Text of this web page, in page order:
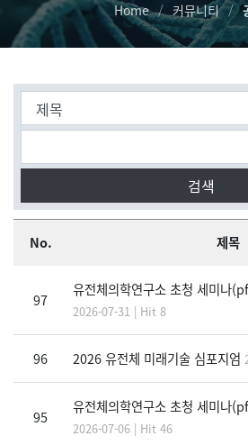
Home 커뮤니티
No. 제목
97
유전체의학연구소 초청 세미나
2026-07-31 | Hit 8
96 2026 유전체 미래기술 심포지엄
95
유전체의학연구소 초청 세미나
2026-07-06 | Hit 46